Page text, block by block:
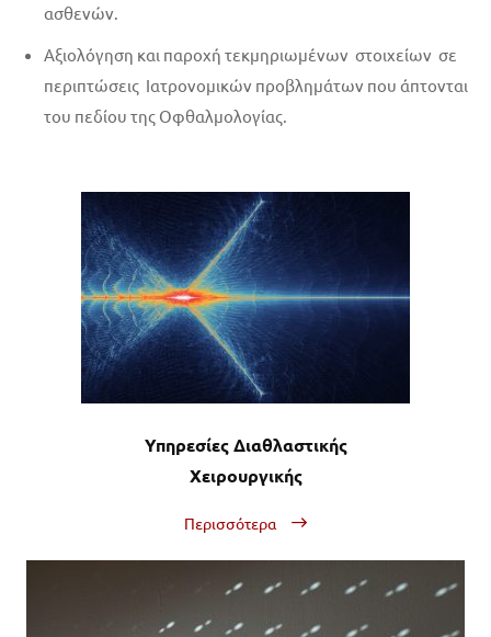
ασθενών.
Αξιολόγηση και παροχή τεκμηριωμένων στοιχείων σε
περιπτώσεις Ιατρονομικών προβλημάτων που άπτονται
του πεδίου της Οφθαλμολογίας.
Υπηρεσίες Διαθλαστικής
Χειρουργικής
Περισσότερα